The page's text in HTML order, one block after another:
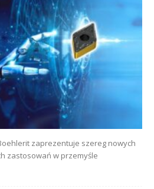
zaprezentuje szereg nowych
zastosowań w przemyśle